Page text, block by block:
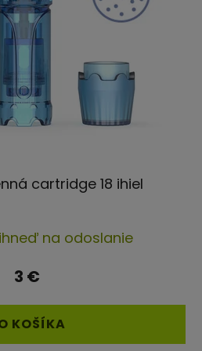
cartridge 18 ihiel
hodnotenie
produktu
5,0
z
na odoslanie
3 €
KOŠÍKA